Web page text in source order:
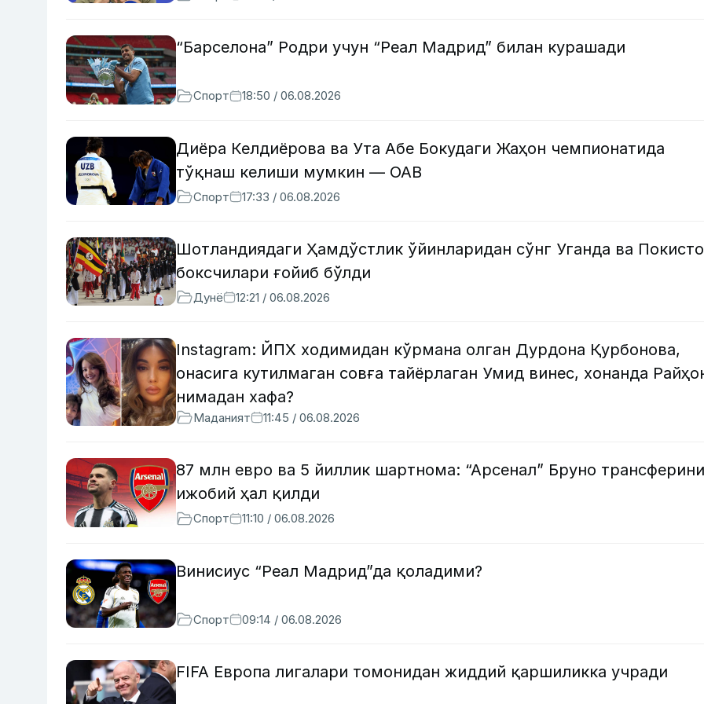
“Барселона” Родри учун “Реал Мадрид” билан курашади
Спорт 18:50 / 06.08.2026
Диёра Келдиёрова ва Ута Абе Бокудаги Жаҳон чемпионатида
тўқнаш келиши мумкин — ОАВ
Спорт 17:33 / 06.08.2026
Шотландиядаги Ҳамдўстлик ўйинларидан сўнг Уганда ва
боксчилари ғойиб бўлди
Дунё 12:21 / 06.08.2026
Instagram: ЙПХ ходимидан кўрмана олган Дурдона Қурбонова,
онасига кутилмаган совға тайёрлаган Умид винес, хонанда
нимадан хафа?
Маданият 11:45 / 06.08.2026
87 млн евро ва 5 йиллик шартнома: “Арсенал” Бруно трансферини
ижобий ҳал қилди
Спорт 11:10 / 06.08.2026
Винисиус “Реал Мадрид”да қоладими?
Спорт 09:14 / 06.08.2026
FIFA Европа лигалари томонидан жиддий қаршиликка учради